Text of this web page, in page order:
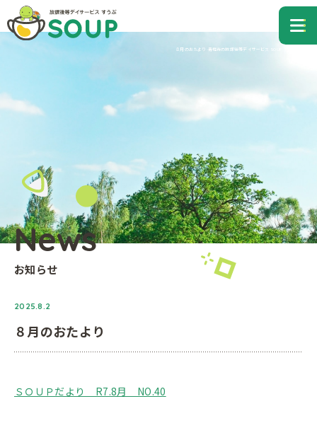
８月のおたより-青梅市の放課後等デイサービス SOUP（すうぷ）
News
お知らせ
2025.8.2
８月のおたより
ＳＯＵＰだより R7.8月 NO.40